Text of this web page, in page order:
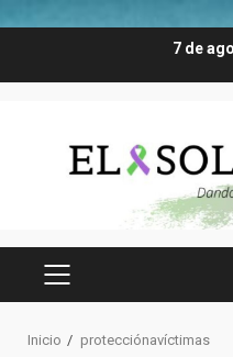
7 de
MENÚ
Inicio protecciónavíctimas